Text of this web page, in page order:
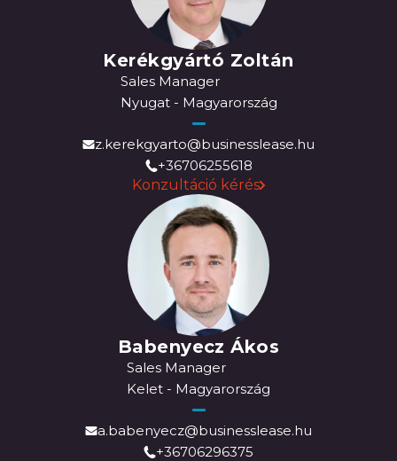
Kerékgyártó Zoltán
Sales Manager
Nyugat - Magyarország
z.kerekgyarto@businesslease.hu
+36706255618
Konzultáció kérés
Babenyecz Ákos
Sales Manager
Kelet - Magyarország
a.babenyecz@businesslease.hu
+36706296375